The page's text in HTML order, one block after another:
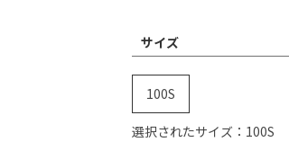
サイズ
100S
選択されたサイズ：100S